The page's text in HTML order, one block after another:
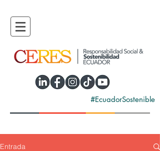
#EcuadorSostenible
Entrada